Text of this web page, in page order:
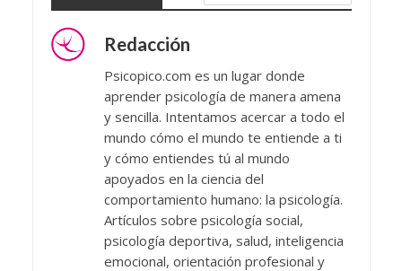
Redacción
Psicopico.com es un lugar donde
aprender psicología de manera amena
y sencilla. Intentamos acercar a todo el
mundo cómo el mundo te entiende a ti
y cómo entiendes tú al mundo
apoyados en la ciencia del
comportamiento humano: la psicología.
Artículos sobre psicología social,
psicología deportiva, salud, inteligencia
emocional, orientación profesional y